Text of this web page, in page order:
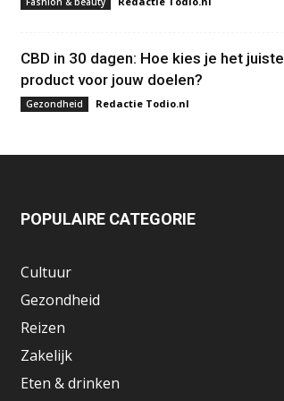
CBD in 30 dagen: Hoe kies je het juiste
product voor jouw doelen?
Gezondheid Redactie Todio.nl
POPULAIRE CATEGORIE
Cultuur
Gezondheid
Reizen
Zakelijk
Eten & drinken